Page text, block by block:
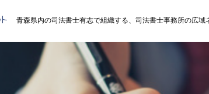
青森県内の司法書士有志で組織する、司法書士事務所の広域